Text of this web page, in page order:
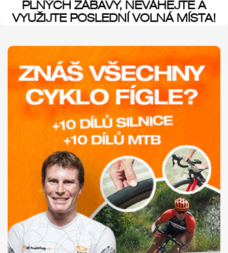
PLNÝCH ZÁBAVY, NEVÁHEJTE A
VYUŽIJTE POSLEDNÍ VOLNÁ MÍSTA!